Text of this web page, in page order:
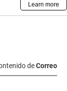
deCorreo